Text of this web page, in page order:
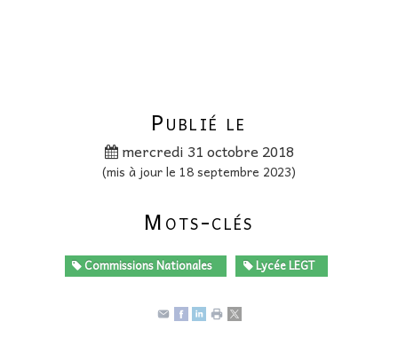
Publié le
mercredi 31 octobre 2018
(mis à jour le 18 septembre 2023)
Mots-clés
Commissions Nationales Lycée LEGT